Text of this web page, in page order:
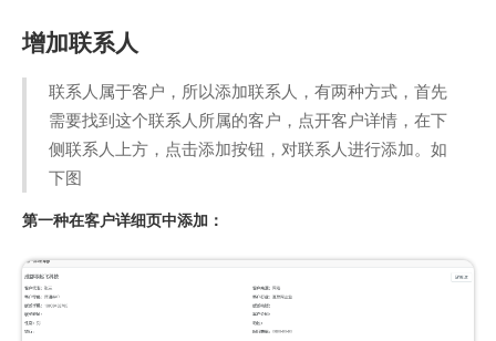
增加联系人
联系人属于客户，所以添加联系人，有两种方式，首先
需要找到这个联系人所属的客户，点开客户详情，在下
侧联系人上方，点击添加按钮，对联系人进行添加。如
下图
第一种在客户详细页中添加：